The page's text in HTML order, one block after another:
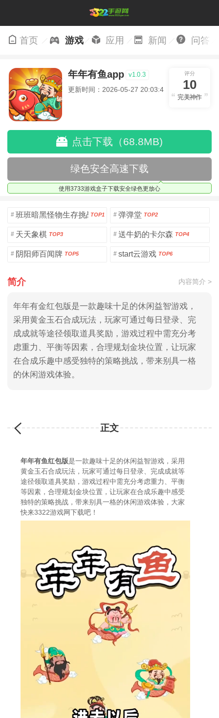
首页 游戏 应用 新闻 问答
年年有鱼app v1.0.3
更新时间：2026-05-27 20:03:48
评分
10
完美神作
点击下载（68.8MB)
绿色安全高速下载
使用3733游戏盒子下载安全绿色更放心
# 班班暗黑怪物生存挑战5TOP1 # 弹弹堂 TOP2
# 天天象棋 TOP3 # 送牛奶的卡尔森 TOP4
# 阴阳师百闻牌 TOP5 # start云游戏 TOP6
简介 内容简介 >
年年有金红包版是一款趣味十足的休闲益智游戏，
采用黄金玉石合成玩法，玩家可通过每日登录、完
成成就等途径领取道具奖励，游戏过程中需充分考
虑重力、平衡等因素，合理规划金块位置，让玩家
在合成乐趣中感受独特的策略挑战，带来别具一格
的休闲游戏体验。
正文
年年有鱼红包版是一款趣味十足的休闲益智游戏，采用
黄金玉石合成玩法，玩家可通过每日登录、完成成就等
途径领取道具奖励，游戏过程中需充分考虑重力、平衡
等因素，合理规划金块位置，让玩家在合成乐趣中感受
独特的策略挑战，带来别具一格的休闲游戏体验，大家
快来3322游戏网下载吧！